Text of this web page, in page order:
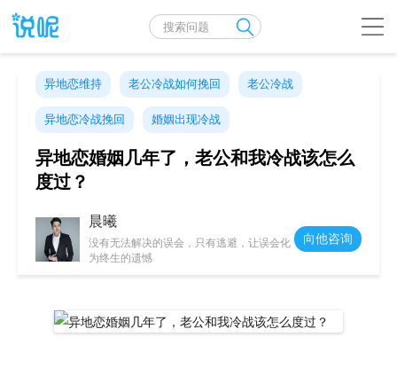
异地恋维持 老公冷战如何挽回 老公冷战
异地恋冷战挽回 婚姻出现冷战
异地恋婚姻几年了，老公和我冷战该怎么
度过？
晨曦
没有无法解决的误会，只有逃避，让误会化
为终生的遗憾
向他咨询